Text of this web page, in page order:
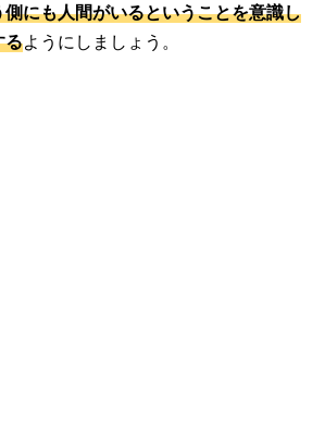
にも人間がいるということを意識し
るようにしましょう。